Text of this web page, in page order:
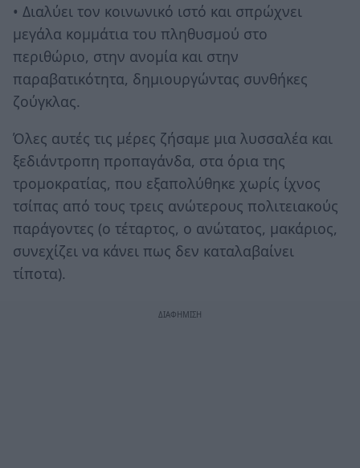
• Διαλύει τον κοινωνικό ιστό και σπρώχνει
μεγάλα κομμάτια του πληθυσμού στο
περιθώριο, στην ανομία και στην
παραβατικότητα, δημιουργώντας συνθήκες
ζούγκλας.
Όλες αυτές τις μέρες ζήσαμε μια λυσσαλέα και
ξεδιάντροπη προπαγάνδα, στα όρια της
τρομοκρατίας, που εξαπολύθηκε χωρίς ίχνος
τσίπας από τους τρεις ανώτερους πολιτειακούς
παράγοντες (ο τέταρτος, ο ανώτατος, μακάριος,
συνεχίζει να κάνει πως δεν καταλαβαίνει
τίποτα).